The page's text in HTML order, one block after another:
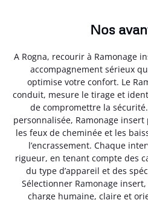
Nos
A Rogna, recourir à Ramonage
accompagnement sérieux
optimise votre confort. Le
conduit, mesure le tirage et
de compromettre la
personnalisée, Ramonage insert
les feux de cheminée et les
l’encrassement. Chaque
rigueur, en tenant compte des
du type d’appareil et des
Sélectionner Ramonage
charge humaine, claire et